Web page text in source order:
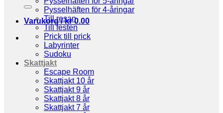
Varukorg /kr0.00
Pysselhäften för 4-åringar
Till resan
Till festen
Prick till prick
Labyrinter
Sudoku
Skattjakt
Escape Room
Skattjakt 10 år
Skattjakt 9 år
Skattjakt 8 år
Skattjakt 7 år